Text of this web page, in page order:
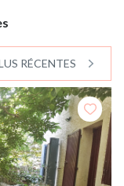
RÉCENTES